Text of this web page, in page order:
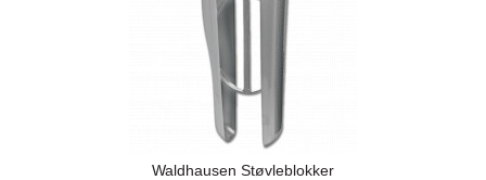
Waldhausen Støvleblokker